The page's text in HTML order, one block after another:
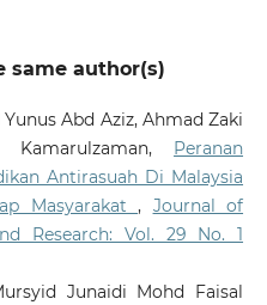
same author(s)
Abd Aziz, Ahmad Zaki
Kamarulzaman, Peranan
Antirasuah Di Malaysia
Masyarakat, Journal of
Research: Vol. 29 No. 1
Junaidi Mohd Faisal